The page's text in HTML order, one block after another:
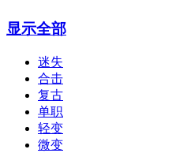
显示全部
迷失
合击
复古
单职
轻变
微变